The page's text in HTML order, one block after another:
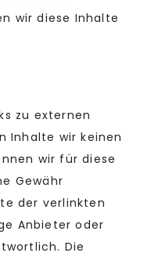
wir diese Inhalte
zu externen
Inhalte wir keinen
wir für diese
Gewähr
der verlinkten
Anbieter oder
Die